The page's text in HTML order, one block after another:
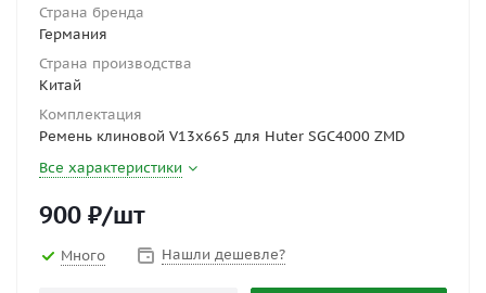
Страна бренда
Германия
Страна производства
Китай
Комплектация
Ремень клиновой V13x665 для Huter SGC4000 ZMD
Все характеристики
900 ₽/шт
Много Нашли дешевле?